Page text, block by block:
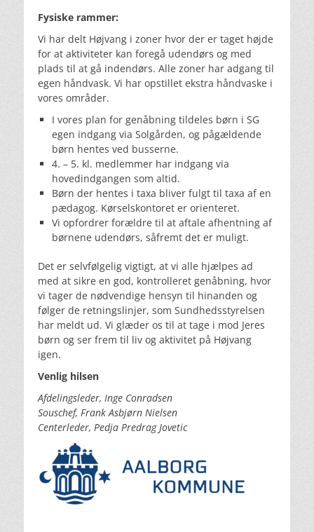
Fysiske rammer:
Vi har delt Højvang i zoner hvor der er taget højde
for at aktiviteter kan foregå udendørs og med
plads til at gå indendørs. Alle zoner har adgang til
egen håndvask. Vi har opstillet ekstra håndvaske i
vores områder.
I vores plan for genåbning tildeles børn i SG
egen indgang via Solgården, og pågældende
børn hentes ved busserne.
4. – 5. kl. medlemmer har indgang via
hovedindgangen som altid.
Børn der hentes i taxa bliver fulgt til taxa af en
pædagog. Kørselskontoret er orienteret.
Vi opfordrer forældre til at aftale afhentning af
børnene udendørs, såfremt det er muligt.
Det er selvfølgelig vigtigt, at vi alle hjælpes ad
med at sikre en god, kontrolleret genåbning, hvor
vi tager de nødvendige hensyn til hinanden og
følger de retningslinjer, som Sundhedsstyrelsen
har meldt ud. Vi glæder os til at tage i mod Jeres
børn og ser frem til liv og aktivitet på Højvang
igen.
Venlig hilsen
Afdelingsleder, Inge Conradsen
Souschef, Frank Asbjørn Nielsen
Centerleder, Pedja Predrag Jovetic